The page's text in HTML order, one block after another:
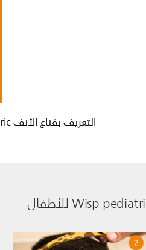
التعريف بقناع الأنف Wisp pediatric للأطفال